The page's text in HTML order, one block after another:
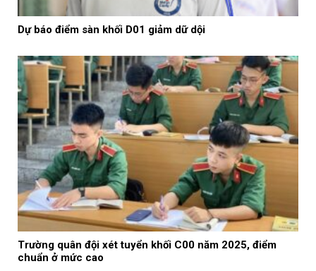
Dự báo điểm sàn khối D01 giảm dữ dội
Trường quân đội xét tuyển khối C00 năm 2025, điểm
chuẩn ở mức cao